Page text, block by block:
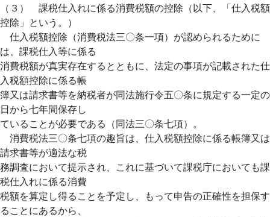
（３） 課税仕入れに係る消費税額の控除（以下、「仕入税額
控除」という。）
仕入税額控除（消費税法三〇条一項）が認められるために
は、課税仕入等に係る
消費税額が真実存在するとともに、法定の事項が記載された仕
入税額控除に係る帳
簿又は請求書等を納税者が同法施行令五〇条に規定する一定の
日から七年間保存し
ていることが必要である（同法三〇条七項）。
消費税法三〇条七項の趣旨は、仕入税額控除に係る帳簿又は
請求書等が適法な税
務調査において提示され、これに基づいて課税庁においても課
税仕入れに係る消費
税額を算定し得ることを予定し、もって申告の正確性を担保す
ることにあるから、